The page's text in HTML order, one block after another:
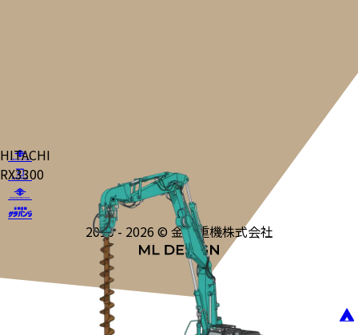
HITACHI
RX3300
2010 - 2026 © 金城重機株式会社